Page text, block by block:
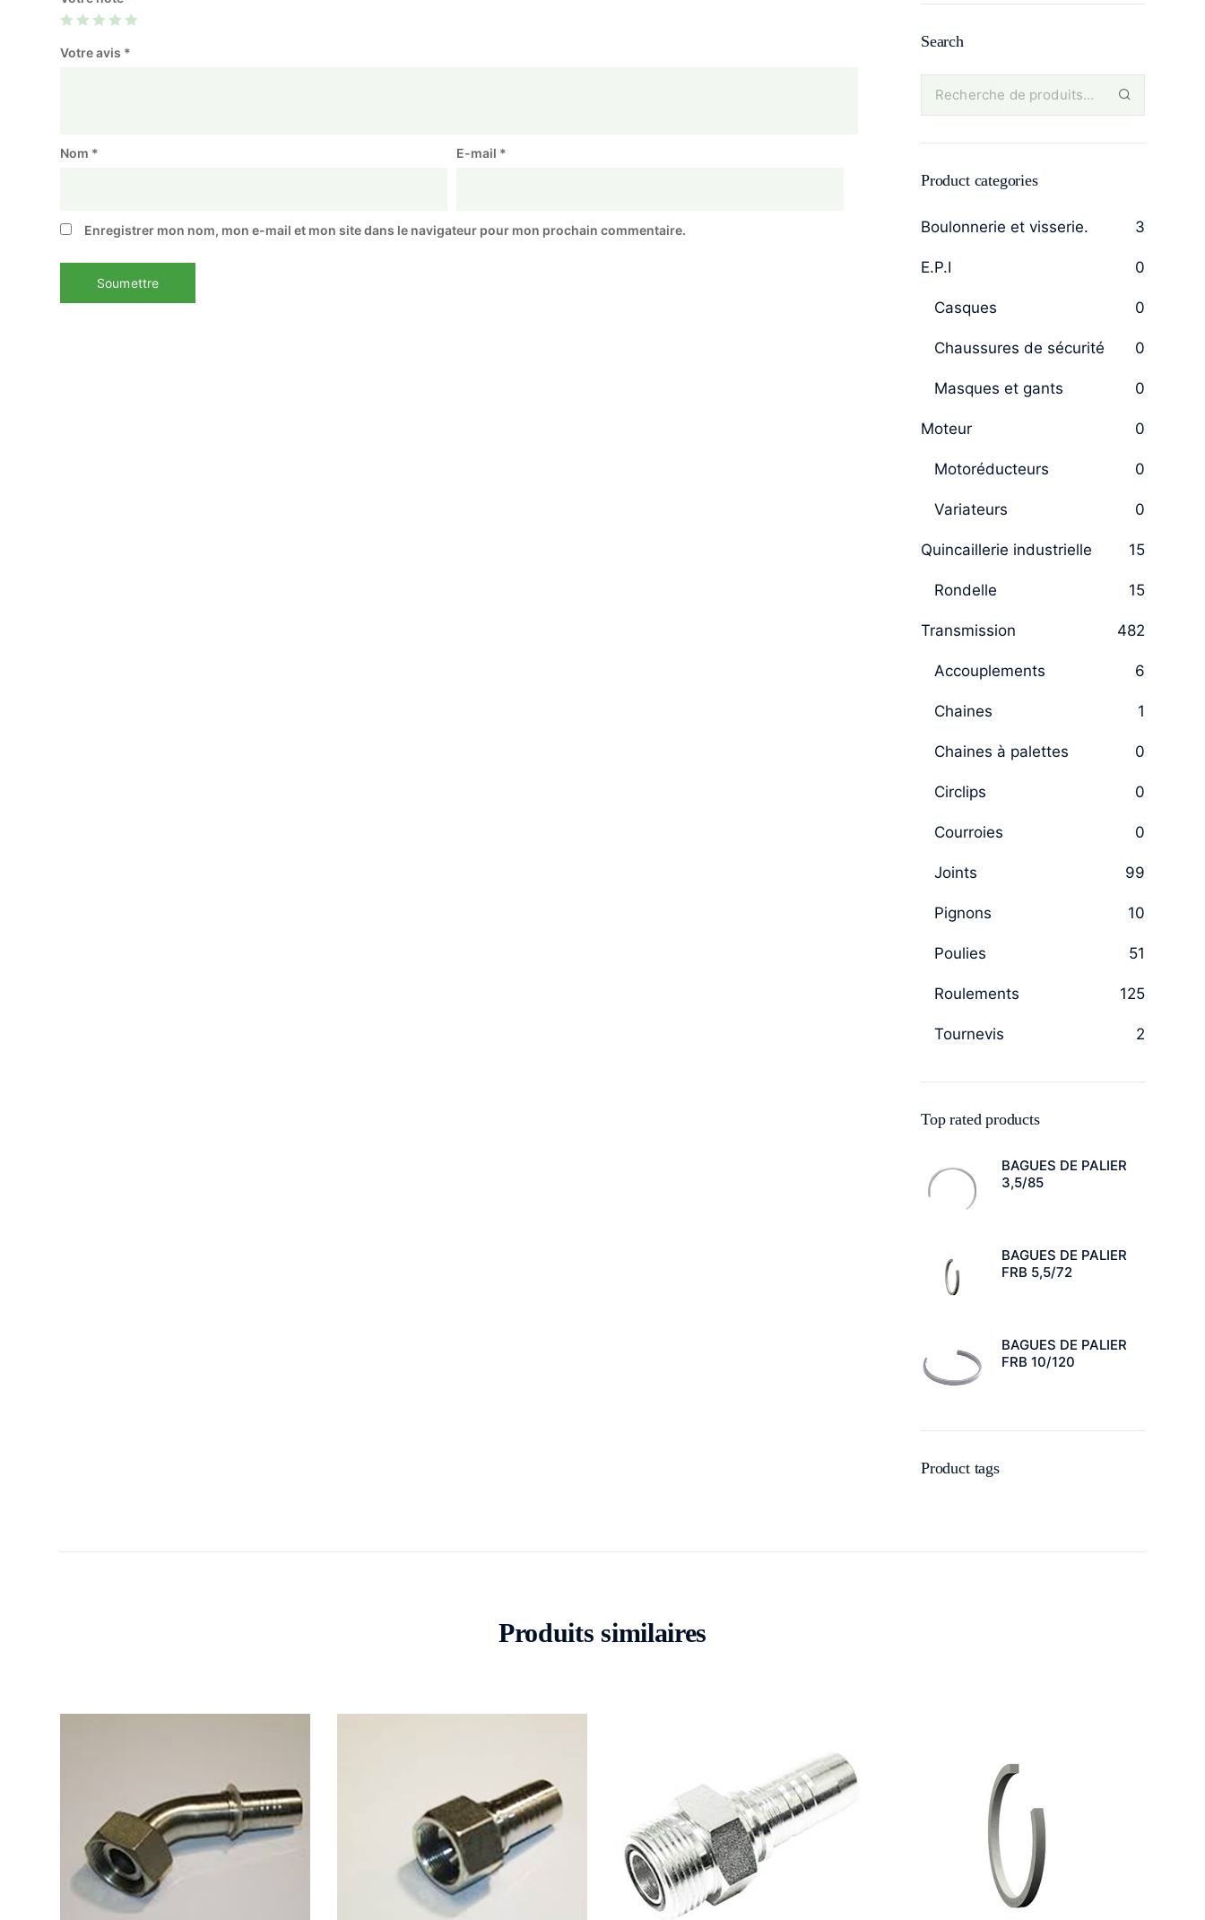
Votre avis *
Nom * E-mail *
Enregistrer mon nom, mon e-mail et mon site dans le navigateur pour mon prochain commentaire.
Search
Product categories
Boulonnerie et visserie. 3
E.P.I 0
Casques 0
Chaussures de sécurité 0
Masques et gants 0
Moteur 0
Motoréducteurs 0
Variateurs 0
Quincaillerie industrielle 15
Rondelle 15
Transmission 482
Accouplements 6
Chaines 1
Chaines à palettes 0
Circlips 0
Courroies 0
Joints 99
Pignons 10
Poulies 51
Roulements 125
Tournevis 2
Top rated products
BAGUES DE PALIER
3,5/85
BAGUES DE PALIER
FRB 5,5/72
BAGUES DE PALIER
FRB 10/120
Product tags
Produits similaires